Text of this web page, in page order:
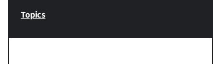
Topics